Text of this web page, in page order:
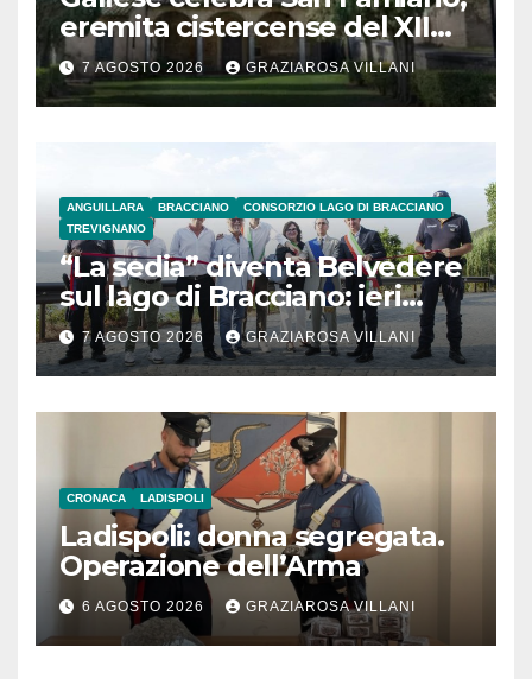
eremita cistercense del XII
secolo
7 AGOSTO 2026 GRAZIAROSA VILLANI
ANGUILLARA BRACCIANO
CONSORZIO LAGO DI BRACCIANO
TREVIGNANO
“La sedia” diventa Belvedere
sul lago di Bracciano: ieri
l’inaugurazione
7 AGOSTO 2026 GRAZIAROSA VILLANI
CRONACA LADISPOLI
Ladispoli: donna segregata.
Operazione dell’Arma
6 AGOSTO 2026 GRAZIAROSA VILLANI